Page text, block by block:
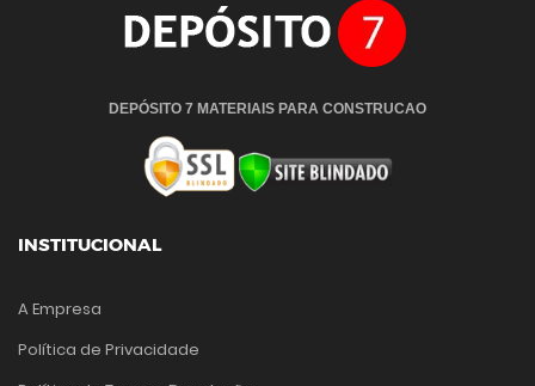
DEPÓSITO 7 MATERIAIS PARA CONSTRUCAO
INSTITUCIONAL
A Empresa
Política de Privacidade